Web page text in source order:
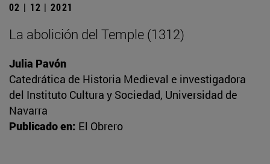
02 | 12 | 2021
La abolición del Temple (1312)
Julia Pavón
Catedrática de Historia Medieval e investigadora
del Instituto Cultura y Sociedad, Universidad de
Navarra
Publicado en: El Obrero